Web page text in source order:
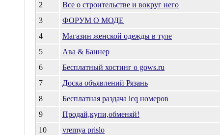
2
Все о строительстве и вокруг него
3
ФОРУМ О МОДЕ
4
Магазин женской одежды в туле
5
Ава & Баннер
6
Бесплатный хостинг о gows.ru
7
Доска объявлений Рязань
8
Бесплатная раздача icq номеров
9
Продай,купи,обменяй!
10
vremya prislo